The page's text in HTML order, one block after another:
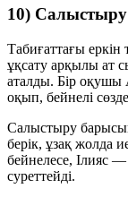
10)
Табиғаттағы еркін
ұқсату арқылы ат
аталды. Бір
оқып, бейнелі
Салыстыру
берік, ұзақ жолда
бейнелесе, Ілияс —
суреттейді.